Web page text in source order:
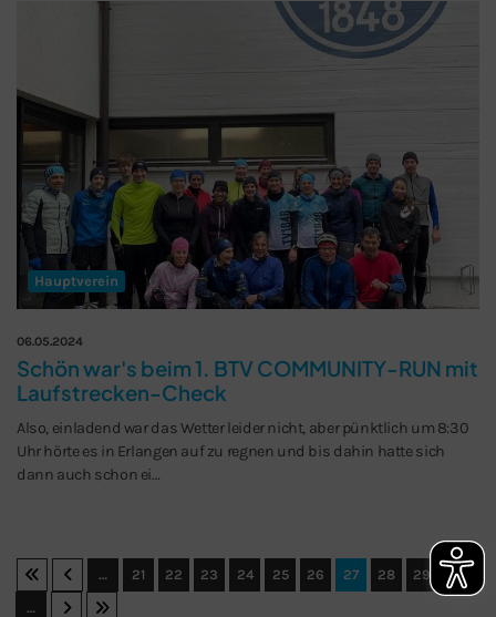
Hauptverein
06.05.2024
Schön war's beim 1. BTV COMMUNITY-RUN mit
Laufstrecken-Check
Also, einladend war das Wetter leider nicht, aber pünktlich um 8:30
Uhr hörte es in Erlangen auf zu regnen und bis dahin hatte sich
dann auch schon ei…
… 21 22 23 24 25 26 27 28 29
30
…